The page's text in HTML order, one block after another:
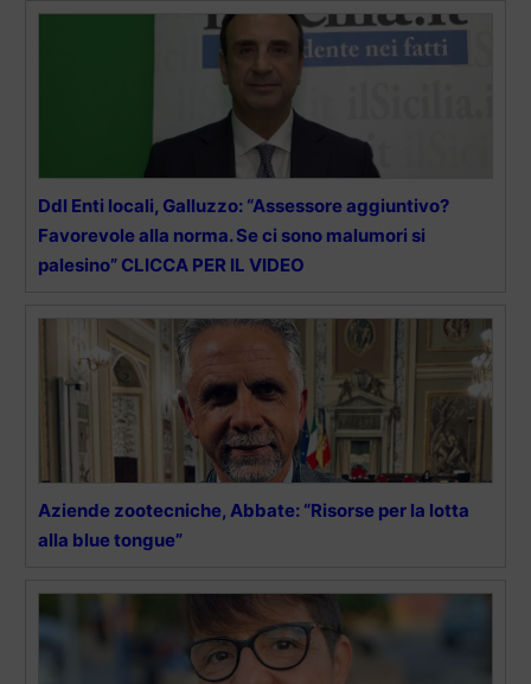
Ddl Enti locali, Galluzzo: “Assessore aggiuntivo?
Favorevole alla norma. Se ci sono malumori si
palesino” CLICCA PER IL VIDEO
Aziende zootecniche, Abbate: “Risorse per la lotta
alla blue tongue”